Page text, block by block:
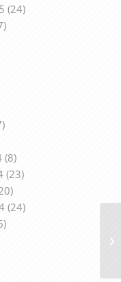
(24)
(8)
(23)
(24)